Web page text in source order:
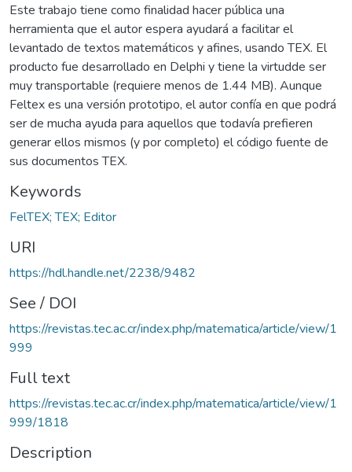
Este trabajo tiene como finalidad hacer pública una
herramienta que el autor espera ayudará a facilitar el
levantado de textos matemáticos y afines, usando TEX. El
producto fue desarrollado en Delphi y tiene la virtudde ser
muy transportable (requiere menos de 1.44 MB). Aunque
Feltex es una versión prototipo, el autor confía en que podrá
ser de mucha ayuda para aquellos que todavía prefieren
generar ellos mismos (y por completo) el código fuente de
sus documentos TEX.
Keywords
FelTEX; TEX; Editor
URI
https://hdl.handle.net/2238/9482
See / DOI
https://revistas.tec.ac.cr/index.php/matematica/article/view/1
999
Full text
https://revistas.tec.ac.cr/index.php/matematica/article/view/1
999/1818
Description